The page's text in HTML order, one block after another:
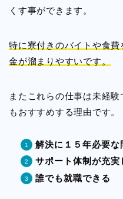
くす事ができます。
特に寮付きのバイトや食
金が溜まりやすいです。
またこれらの仕事は未経
もおすすめする理由です。
解決に１５年必要
サポート体制が充
誰でも就職できる